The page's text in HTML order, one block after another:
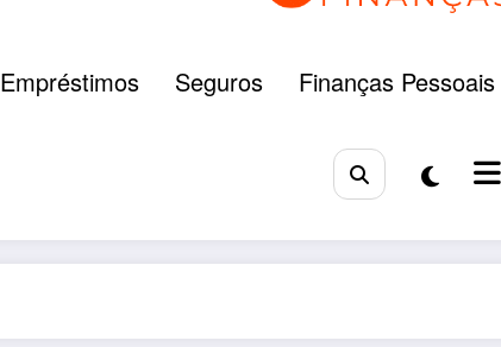
Empréstimos Seguros Finanças Pessoais